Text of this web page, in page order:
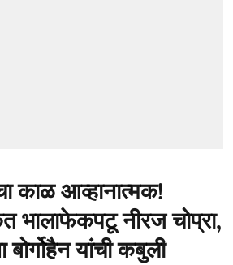
काळ आव्हानात्मक!
भालाफेकपटू नीरज चोप्रा,
यांची कबुली